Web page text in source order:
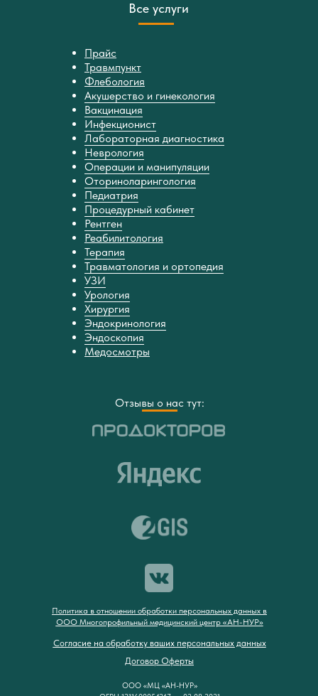
Все услуги
Прайс
Травмпункт
Флебология
Акушерство и гинекология
Вакцинация
Инфекционист
Лабораторная диагностика
Неврология
Операции и манипуляции
Оториноларингология
Педиатрия
Процедурный кабинет
Рентген
Реабилитология
Терапия
Травматология и ортопедия
УЗИ
Урология
Хирургия
Эндокринология
Эндоскопия
Медосмотры
Отзывы о нас тут:
Политика в отношении обработки персональных данных в
ООО Многопрофильный медицинский центр «АН-НУР»
Согласие на обработку ваших персональных данных
Договор Оферты
ООО «МЦ «АН-НУР»